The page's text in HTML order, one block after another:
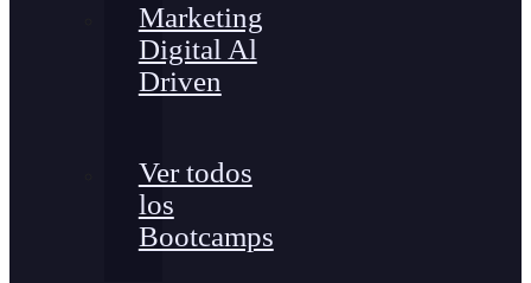
Marketing
Digital Al
Driven
Ver todos
los
Bootcamps